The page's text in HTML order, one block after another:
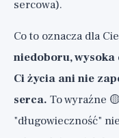
sercowa).
Co to oznacza dla
niedoboru, wysoka
Ci życia ani nie
serca. To wyraźne
"długowieczność"